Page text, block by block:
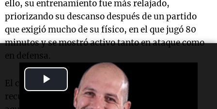
Play
Video
ello, su entrenamiento fue más relajado,
priorizando su descanso después de un partido
que exigió mucho de su físico, en el que jugó 80
minutos y se mostró activo tanto en ataque como
en defensa.
El cuerpo técnico de Scaloni organizó un día de
recuperación para los jugadores titulares y